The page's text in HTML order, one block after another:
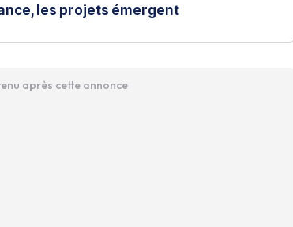
les projets émergent
après cette annonce